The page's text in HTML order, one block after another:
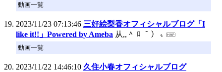
動画一覧
2023/11/23 07:13:46 三好絵梨香オフィシャルブログ「I
like it!!」Powered by Ameba 从,,＾ ﾛ ＾）
動画一覧
2023/11/22 14:46:10 久住小春オフィシャルブログ